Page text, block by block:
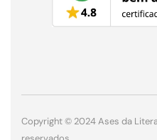
Copyright © 2024 Ases da